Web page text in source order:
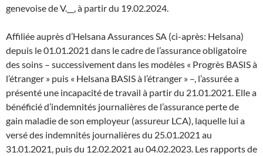
genevoise de V.__, à partir du 19.02.2024.
Affiliée auprès d’Helsana Assurances SA (ci-après: Helsana)
depuis le 01.01.2021 dans le cadre de l’assurance obligatoire
des soins – successivement dans les modèles « Progrès BASIS à
l’étranger » puis « Helsana BASIS à l’étranger » –, l’assurée a
présenté une incapacité de travail à partir du 21.01.2021. Elle a
bénéficié d’indemnités journalières de l’assurance perte de
gain maladie de son employeur (assureur LCA), laquelle lui a
versé des indemnités journalières du 25.01.2021 au
31.01.2021, puis du 12.02.2021 au 04.02.2023. Les rapports de